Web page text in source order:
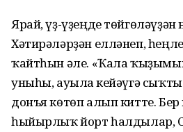
Ярай, үҙ-үҙеңде төйгөләүҙән
Хәтирәләрҙән елләнеп,
ҡайтһын әле. «Ҡала
уныһы, ауыл­ға кейәүгә
донъя көтөп алып китте.
һыйырлыҡ йорт һалдылар,